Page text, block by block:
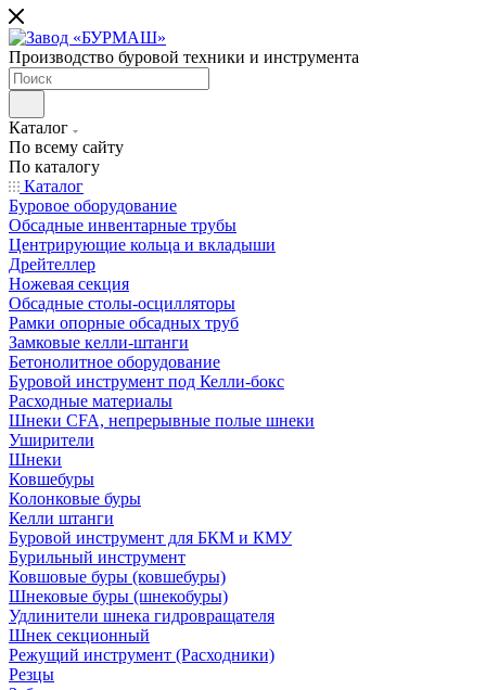
Производство буровой техники и инструмента
Каталог
По всему сайту
По каталогу
Каталог
Буровое оборудование
Обсадные инвентарные трубы
Центрирующие кольца и вкладыши
Дрейтеллер
Ножевая секция
Обсадные столы-осцилляторы
Рамки опорные обсадных труб
Замковые келли-штанги
Бетонолитное оборудование
Буровой инструмент под Келли-бокс
Расходные материалы
Шнеки CFA, непрерывные полые шнеки
Уширители
Шнеки
Ковшебуры
Колонковые буры
Келли штанги
Буровой инструмент для БКМ и КМУ
Бурильный инструмент
Ковшовые буры (ковшебуры)
Шнековые буры (шнекобуры)
Удлинители шнека гидровращателя
Шнек секционный
Режущий инструмент (Расходники)
Резцы